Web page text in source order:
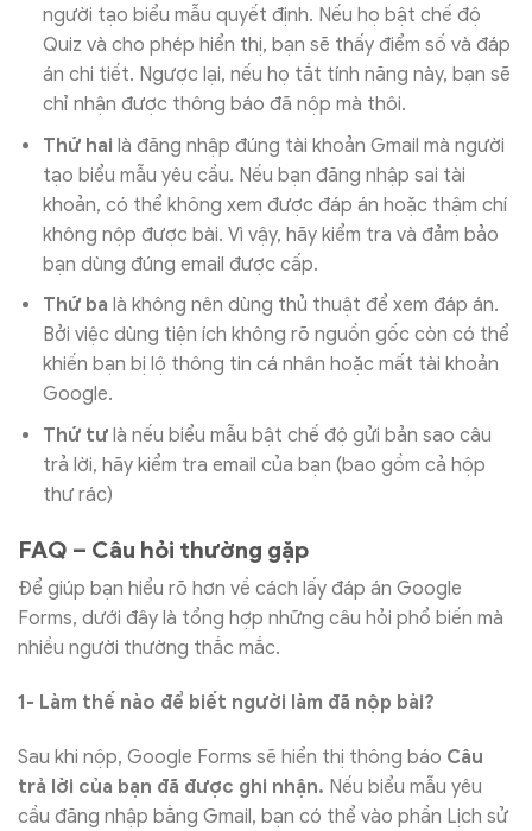
người tạo biểu mẫu quyết định. Nếu họ bật chế độ
Quiz và cho phép hiển thị, bạn sẽ thấy điểm số và đáp
án chi tiết. Ngược lại, nếu họ tắt tính năng này, bạn sẽ
chỉ nhận được thông báo đã nộp mà thôi.
Thứ hai là đăng nhập đúng tài khoản Gmail mà người
tạo biểu mẫu yêu cầu. Nếu bạn đăng nhập sai tài
khoản, có thể không xem được đáp án hoặc thậm chí
không nộp được bài. Vì vậy, hãy kiểm tra và đảm bảo
bạn dùng đúng email được cấp.
Thứ ba là không nên dùng thủ thuật để xem đáp án.
Bởi việc dùng tiện ích không rõ nguồn gốc còn có thể
khiến bạn bị lộ thông tin cá nhân hoặc mất tài khoản
Google.
Thứ tưlà nếu biểu mẫu bật chế độ gửi bản sao câu
trả lời, hãy kiểm tra email của bạn (bao gồm cả hộp
thư rác)
FAQ – Câu hỏi thường gặp
Để giúp bạn hiểu rõ hơn về cách lấy đáp án Google
Forms, dưới đây là tổng hợp những câu hỏi phổ biến mà
nhiều người thường thắc mắc.
1- Làm thế nào để biết người làm đã nộp bài?
Sau khi nộp, Google Forms sẽ hiển thị thông báo Câu
trả lời của bạn đã được ghi nhận. Nếu biểu mẫu yêu
cầu đăng nhập bằng Gmail, bạn có thể vào phần Lịch sử